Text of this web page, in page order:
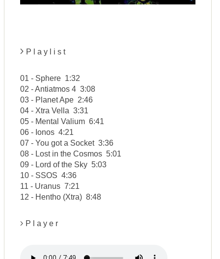
P l a y l i s t
01 - Sphere 1:32
02 - Antiatmos 4 3:08
03 - Planet Ape 2:46
04 - Xtra Vella 3:31
05 - Mental Valium 6:41
06 - Ionos 4:21
07 - You got a Socket 3:36
08 - Lost in the Cosmos 5:01
09 - Lord of the Sky 5:03
10 - SSOS 4:36
11 - Uranus 7:21
12 - Hentho (Xtra) 8:48
P l a y e r